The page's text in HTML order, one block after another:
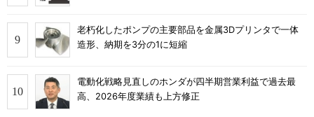
老朽化したポンプの主要部品を金属3Dプリンタで一体
造形、納期を3分の1に短縮
電動化戦略見直しのホンダが四半期営業利益で過去最
高、2026年度業績も上方修正